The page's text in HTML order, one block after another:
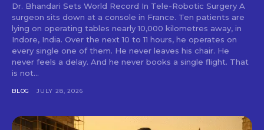
Dr. Bhandari Sets World Record In Tele-Robotic Surgery A
surgeon sits down at a console in France. Ten patients are
lying on operating tables nearly 10,000 kilometres away, in
Indore, India. Over the next 10 to 11 hours, he operates on
every single one of them. He never leaves his chair. He
never feels a delay. And he never books a single flight. That
is not...
BLOG JULY 28, 2026